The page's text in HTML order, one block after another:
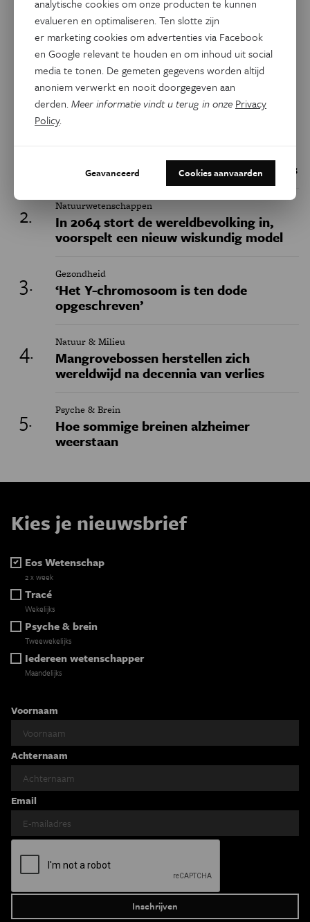
Facebook Twitter
Keuze van de redactie
op het uitsterven van de neanderthalers
Natuurwetenschappen
In 2064 stort de wereldbevolking in,
voorspelt een nieuw wiskundig model
Gezondheid
‘Het Y-chromosoom is ten dode
opgeschreven’
Natuur & Milieu
Mangrovebossen herstellen zich
wereldwijd na decennia van verlies
Psyche & Brein
Hoe sommige breinen alzheimer
weerstaan
Kies je nieuwsbrief
Eos Wetenschap
2 x week
Tracé
Wekelijks
Psyche & brein
Tweewekelijks
Iedereen wetenschapper
Maandelijks
Voornaam
Achternaam
Email
analytische cookies om onze producten te kunnen
evalueren en optimaliseren. Ten slotte zijn
er marketing cookies om advertenties via Facebook
en Google relevant te houden en om inhoud uit social
media te tonen. De gemeten gegevens worden altijd
anoniem verwerkt en nooit doorgegeven aan
derden.Meer informatie vindt u terug in onze Privacy
Policy.
Geavanceerd Cookies aanvaarden